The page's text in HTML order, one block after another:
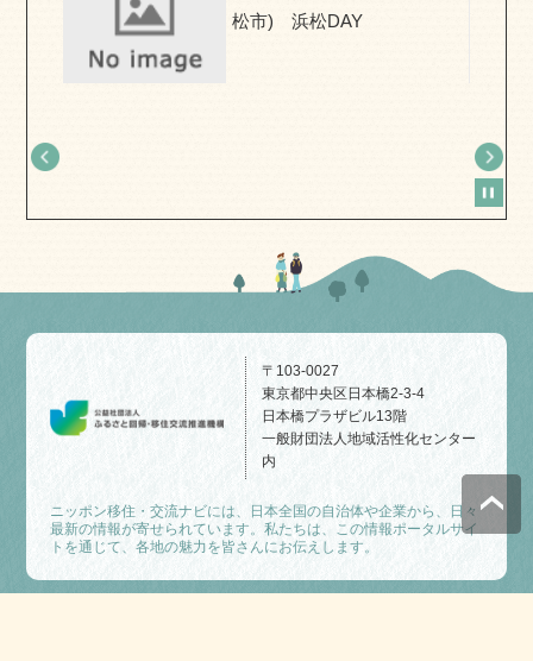
松市) 浜松DAY
〒103-0027
東京都中央区日本橋2-3-4
日本橋プラザビル13階
一般財団法人地域活性化センター
内
ニッポン移住・交流ナビには、日本全国の自治体や企業から、日々
最新の情報が寄せられています。私たちは、この情報ポータルサイ
トを通じて、各地の魅力を皆さんにお伝えします。